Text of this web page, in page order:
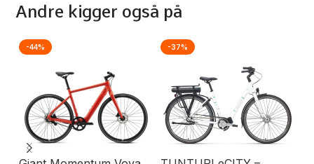
Andre kigger også på
-44% -37%